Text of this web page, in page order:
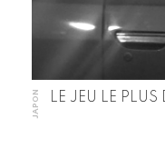
JAPON LE JEU LE PLUS